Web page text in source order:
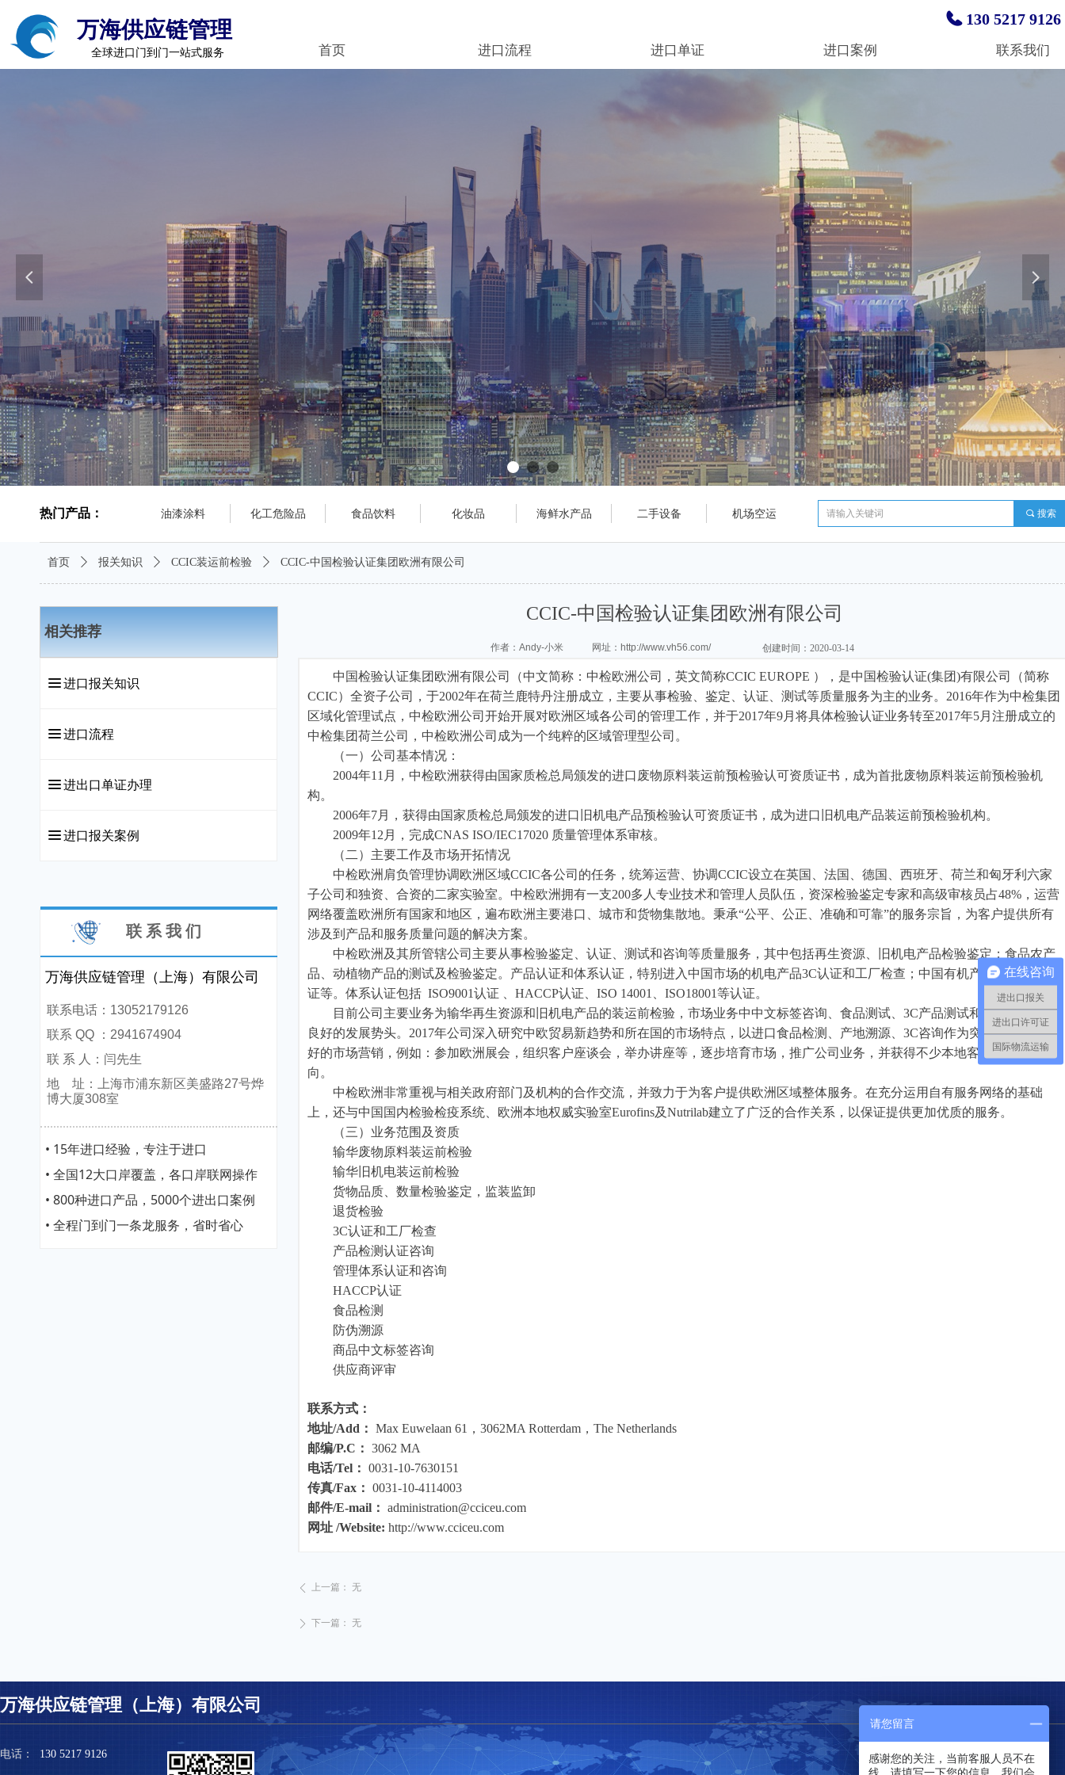
넳 넲
首页 进口流程 进口单证 进口案例 联系我们
万海供应链管理 130 5217 9126
全球进口门到门一站式服务
끠 搜索
油漆涂料 化工危险品 食品饮料 化妆品 海鲜水产品 二手设备 机场空运
热门产品：
相关推荐
끀进口报关知识
끀进口流程
끀进出口单证办理
끀进口报关案例
中国检验认证集团欧洲有限公司（中文简称：中检欧洲公司，英文简称CCIC EUROPE ），是中国检验认证(集团)有限公司（简称
CCIC）全资子公司，于2002年在荷兰鹿特丹注册成立，主要从事检验、鉴定、认证、测试等质量服务为主的业务。2016年作为中检集团
区域化管理试点，中检欧洲公司开始开展对欧洲区域各公司的管理工作，并于2017年9月将具体检验认证业务转至2017年5月注册成立的
中检集团荷兰公司，中检欧洲公司成为一个纯粹的区域管理型公司。
（一）公司基本情况：
2004年11月，中检欧洲获得由国家质检总局颁发的进口废物原料装运前预检验认可资质证书，成为首批废物原料装运前预检验机
构。
2006年7月，获得由国家质检总局颁发的进口旧机电产品预检验认可资质证书，成为进口旧机电产品装运前预检验机构。
2009年12月，完成CNAS ISO/IEC17020 质量管理体系审核。
（二）主要工作及市场开拓情况
中检欧洲肩负管理协调欧洲区域CCIC各公司的任务，统筹运营、协调CCIC设立在英国、法国、德国、西班牙、荷兰和匈牙利六家
子公司和独资、合资的二家实验室。中检欧洲拥有一支200多人专业技术和管理人员队伍，资深检验鉴定专家和高级审核员占48%，运营
网络覆盖欧洲所有国家和地区，遍布欧洲主要港口、城市和货物集散地。秉承“公平、公正、准确和可靠”的服务宗旨，为客户提供所有
涉及到产品和服务质量问题的解决方案。
中检欧洲及其所管辖公司主要从事检验鉴定、认证、测试和咨询等质量服务，其中包括再生资源、旧机电产品检验鉴定；食品农产
品、动植物产品的测试及检验鉴定。产品认证和体系认证，特别进入中国市场的机电产品3C认证和工厂检查；中国有机产品认证和IP认
证等。体系认证包括 ISO9001认证 、HACCP认证、ISO 14001、ISO18001等认证。
目前公司主要业务为输华再生资源和旧机电产品的装运前检验，市场业务中中文标签咨询、食品测试、3C产品测试和咨询业务呈现
良好的发展势头。2017年公司深入研究中欧贸易新趋势和所在国的市场特点，以进口食品检测、产地溯源、3C咨询作为突破口，通过良
好的市场营销，例如：参加欧洲展会，组织客户座谈会，举办讲座等，逐步培育市场，推广公司业务，并获得不少本地客户的合作意
向。
中检欧洲非常重视与相关政府部门及机构的合作交流，并致力于为客户提供欧洲区域整体服务。在充分运用自有服务网络的基础
上，还与中国国内检验检疫系统、欧洲本地权威实验室Eurofins及Nutrilab建立了广泛的合作关系，以保证提供更加优质的服务。
（三）业务范围及资质
输华废物原料装运前检验
输华旧机电装运前检验
货物品质、数量检验鉴定，监装监卸
退货检验
3C认证和工厂检查
产品检测认证咨询
管理体系认证和咨询
HACCP认证
食品检测
防伪溯源
商品中文标签咨询
供应商评审
联系方式：
地址/Add： Max Euwelaan 61，3062MA Rotterdam，The Netherlands
邮编/P.C： 3062 MA
电话/Tel： 0031-10-7630151
传真/Fax： 0031-10-4114003
邮件/E-mail： administration@cciceu.com
网址 /Website: http://www.cciceu.com
CCIC-中国检验认证集团欧洲有限公司
作者：Andy-小米 网址：http://www.vh56.com/ 创建时间： 2020-03-14
• 15年进口经验，专注于进口
• 全国12大口岸覆盖，各口岸联网操作
• 800种进口产品，5000个进出口案例
• 全程门到门一条龙服务，省时省心
联系电话：13052179126
联系 QQ ：2941674904
联 系 人：闫先生
地 址：上海市浦东新区美盛路27号烨
博大厦308室
万海供应链管理（上海）有限公司
联 系 我 们
ꄴ 上一篇： 无
ꄲ 下一篇： 无
首页 ꄲ 报关知识 ꄲ CCIC装运前检验 ꄲ CCIC-中国检验认证集团欧洲有限公司
电话： 130 5217 9126
万海供应链管理（上海）有限公司
在线咨询
进出口报关
进出口许可证
国际物流运输
请您留言
感谢您的关注，当前客服人员不在